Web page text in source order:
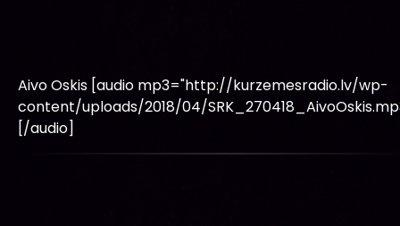
Aivo Oskis [audio mp3="http://kurzemesradio.lv/wp-
content/uploads/2018/04/
[/audio]